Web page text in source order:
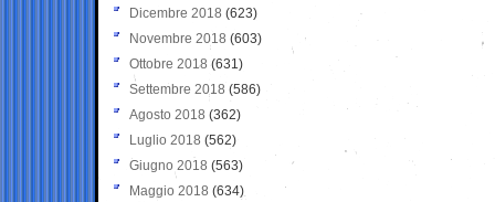
Dicembre 2018 (623)
Novembre 2018 (603)
Ottobre 2018 (631)
Settembre 2018 (586)
Agosto 2018 (362)
Luglio 2018 (562)
Giugno 2018 (563)
Maggio 2018 (634)